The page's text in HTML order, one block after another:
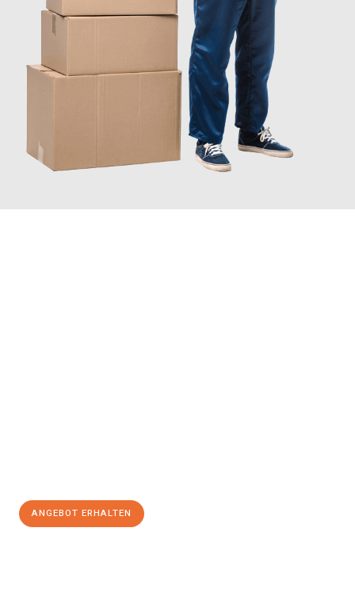
ANGEBOT ERHALTEN